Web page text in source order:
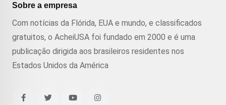
Sobre a empresa
Com notícias da Flórida, EUA e mundo, e classificados
gratuitos, o AcheiUSA foi fundado em 2000 e é uma
publicação dirigida aos brasileiros residentes nos
Estados Unidos da América